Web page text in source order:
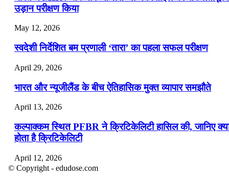
उड़ान परीक्षण किया
May 12, 2026
स्वदेशी निर्देशित बम प्रणाली ‘तारा’ का पहला सफल परीक्षण
April 29, 2026
भारत और न्यूजीलैंड के बीच ऐतिहासिक मुक्त व्यापार समझौते
April 13, 2026
कल्पाक्कम स्थित PFBR ने क्रिटिकेलिटी हासिल की, जानिए
होता है क्रिटिकेलिटी
April 12, 2026
© Copyright - edudose.com